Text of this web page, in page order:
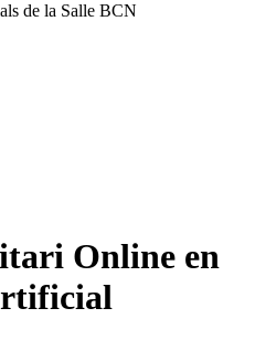
de la Salle BCN
Online en